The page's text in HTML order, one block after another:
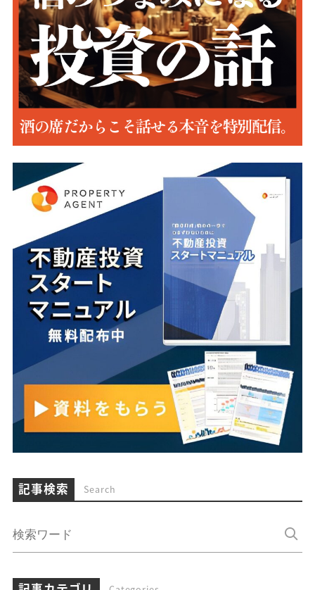
記事検索 Search